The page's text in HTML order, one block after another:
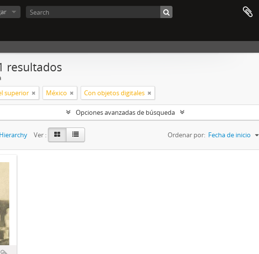
resultados
superior México Con objetos digitales
Opciones avanzadas de búsqueda
Hierarchy Ver : Ordenar por: Fecha de inicio